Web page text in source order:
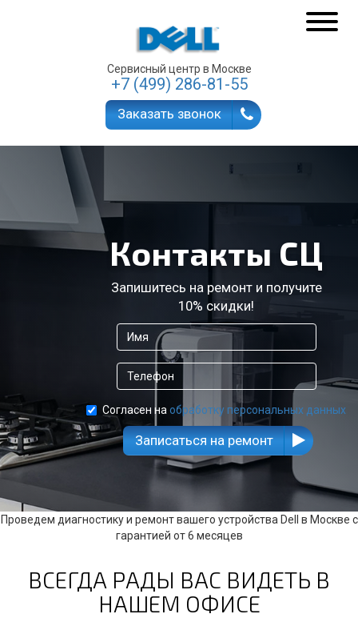
Сервисный центр в Москве
+7 (499) 286-81-55
Заказать звонок
Контакты СЦ
Запишитесь на ремонт и получите
10% скидки!
Согласен на обработку персональных данных
Записаться на ремонт
Проведем диагностику и ремонт вашего устройства Dell в Москве с
гарантией от 6 месяцев
ВСЕГДА РАДЫ ВАС ВИДЕТЬ В
НАШЕМ ОФИСЕ